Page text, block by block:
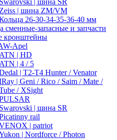
Swarovski | шина SR
Zeiss | шина ZM/VM
26-30-34-35-36-40 мм
сменные-запасные и запчасти
кронштейны
Apel
ATN | HD
ATN | 4 / 5
| T2-T4 Hunter / Venator
| Geni / Rico / Saim / Mate /
/ XSight
Swarovski | шина SR
rail
| patriot
| Nordforce / Photon